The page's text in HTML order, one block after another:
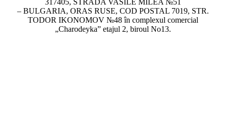
– BULGARIA, ORAS RUSE, COD POSTAL 7019, STR.
TODOR IKONOMOV №48 în complexul comercial
„Charodeyka” etajul 2, biroul No13.